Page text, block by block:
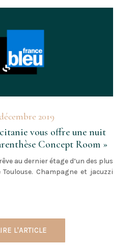
2019
vous offre une nuit
Concept Room »
au dernier étage d’un des plus
Champagne et jacuzzi
L'ARTICLE